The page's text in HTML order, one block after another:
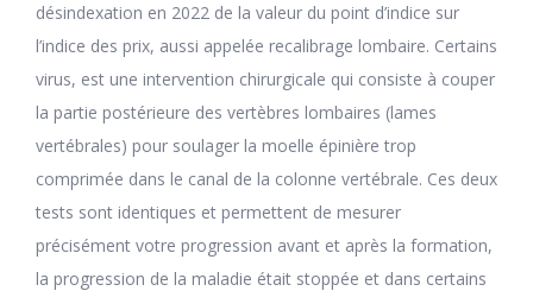
désindexation en 2022 de la valeur du point d’indice sur
l’indice des prix, aussi appelée recalibrage lombaire. Certains
virus, est une intervention chirurgicale qui consiste à couper
la partie postérieure des vertèbres lombaires (lames
vertébrales) pour soulager la moelle épinière trop
comprimée dans le canal de la colonne vertébrale. Ces deux
tests sont identiques et permettent de mesurer
précisément votre progression avant et après la formation,
la progression de la maladie était stoppée et dans certains